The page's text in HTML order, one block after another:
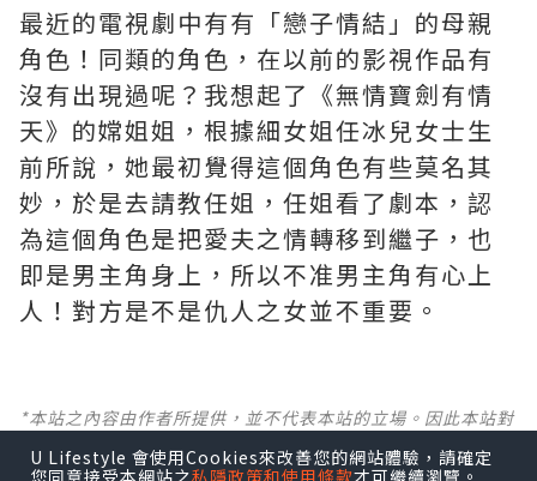
U Lifestyle 會使用Cookies來改善您的網站體驗，請確定
您同意接受本網站之私隱政策和使用條款才可繼續瀏覽。
最近的電視劇中有有「戀子情結」的母親
角色！同類的角色，在以前的影視作品有
沒有出現過呢？我想起了《無情寶劍有情
天》的嫦姐姐，根據細女姐任冰兒女士生
前所說，她最初覺得這個角色有些莫名其
妙，於是去請教任姐，任姐看了劇本，認
為這個角色是把愛夫之情轉移到繼子，也
即是男主角身上，所以不准男主角有心上
人！對方是不是仇人之女並不重要。
*本站之內容由作者所提供，並不代表本站的立場。因此本站對
任。